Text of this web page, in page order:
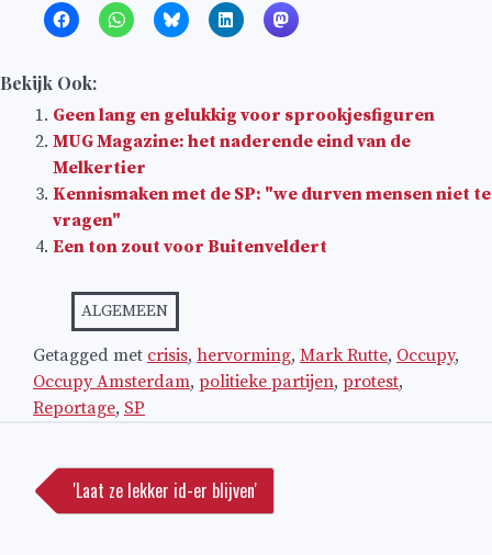
Bekijk Ook:
Geen lang en gelukkig voor sprookjesfiguren
MUG Magazine: het naderende eind van de
Melkertier
Kennismaken met de SP: "we durven mensen niet te
vragen"
Een ton zout voor Buitenveldert
ALGEMEEN
Getagged met crisis, hervorming, Mark Rutte, Occupy,
Occupy Amsterdam, politieke partijen, protest,
Reportage, SP
navigatie
'Laat ze lekker id-er blijven'